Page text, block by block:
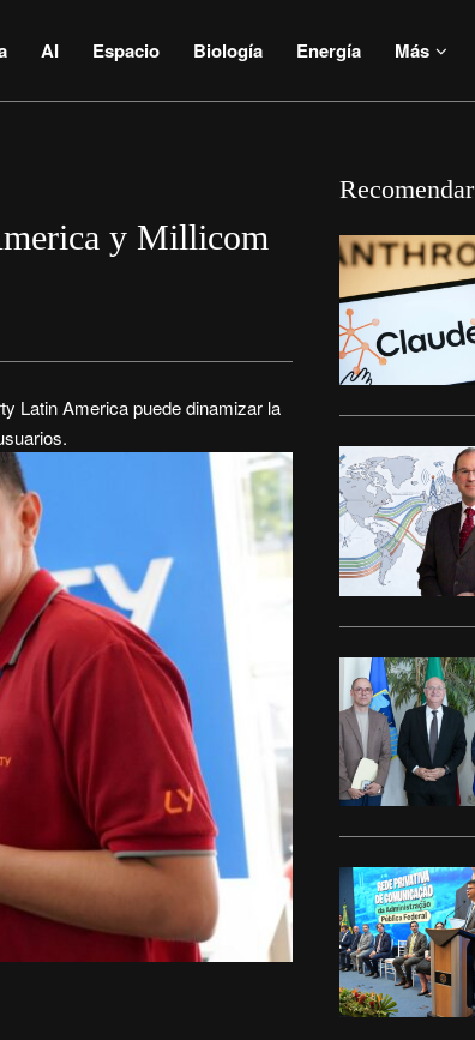
AI Espacio Biología Energía Más
y Millicom
Latin America puede dinamizar la
Recomendar